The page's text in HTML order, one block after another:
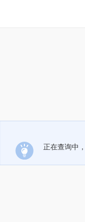
正在查询中